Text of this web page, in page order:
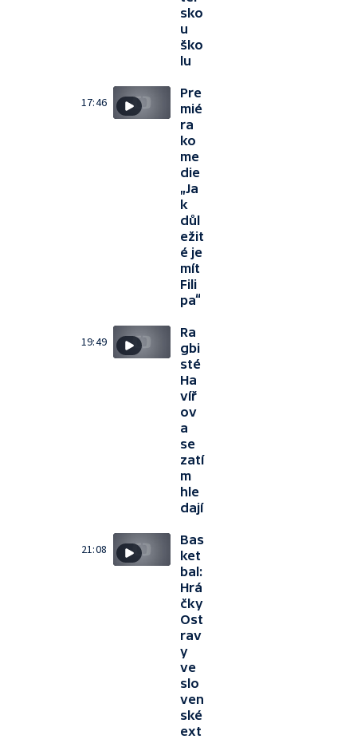
sko
u
ško
lu
17:46
Pre
mié
ra
ko
me
die
„Ja
k
důl
ežit
é je
mít
Fili
pa“
19:49
Ra
gbi
sté
Ha
víř
ov
a
se
zatí
m
hle
dají
21:08
Bas
ket
bal:
Hrá
čky
Ost
rav
y
ve
slo
ven
ské
ext